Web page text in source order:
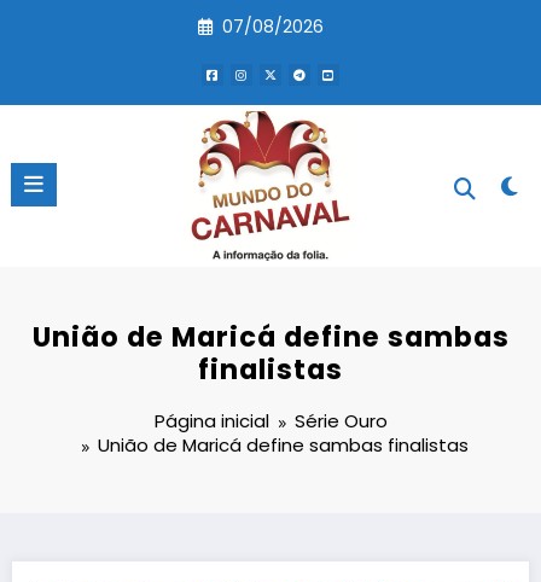
07/08/2026
União de Maricá define sambas
finalistas
Página inicial
Série Ouro
União de Maricá define sambas finalistas